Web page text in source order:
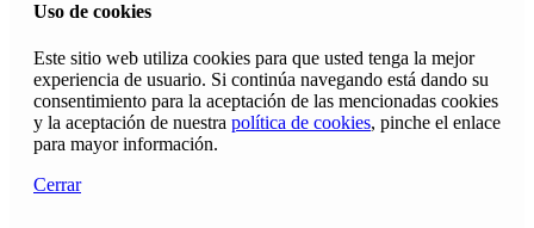
Uso de cookies
Este sitio web utiliza cookies para que usted tenga la mejor
experiencia de usuario. Si continúa navegando está dando su
consentimiento para la aceptación de las mencionadas cookies
y la aceptación de nuestra política de cookies, pinche el enlace
para mayor información.
Cerrar